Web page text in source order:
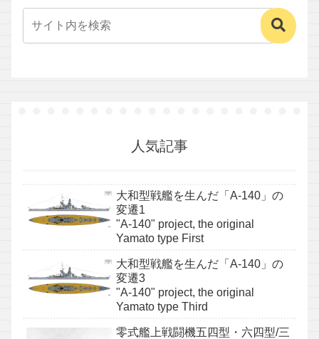
人気記事
大和型戦艦を生んだ「A-140」の
変遷1
"A-140" project, the original
Yamato type First
大和型戦艦を生んだ「A-140」の
変遷3
"A-140" project, the original
Yamato type Third
零式艦上戦闘機五四型・六四型/三